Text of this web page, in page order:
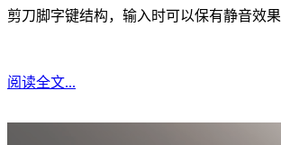
剪刀脚字键结构，输入时可以保有静音效果
阅读全文...